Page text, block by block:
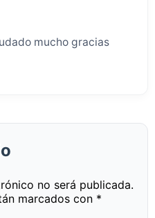
mucho gracias
no será publicada.
marcados con *